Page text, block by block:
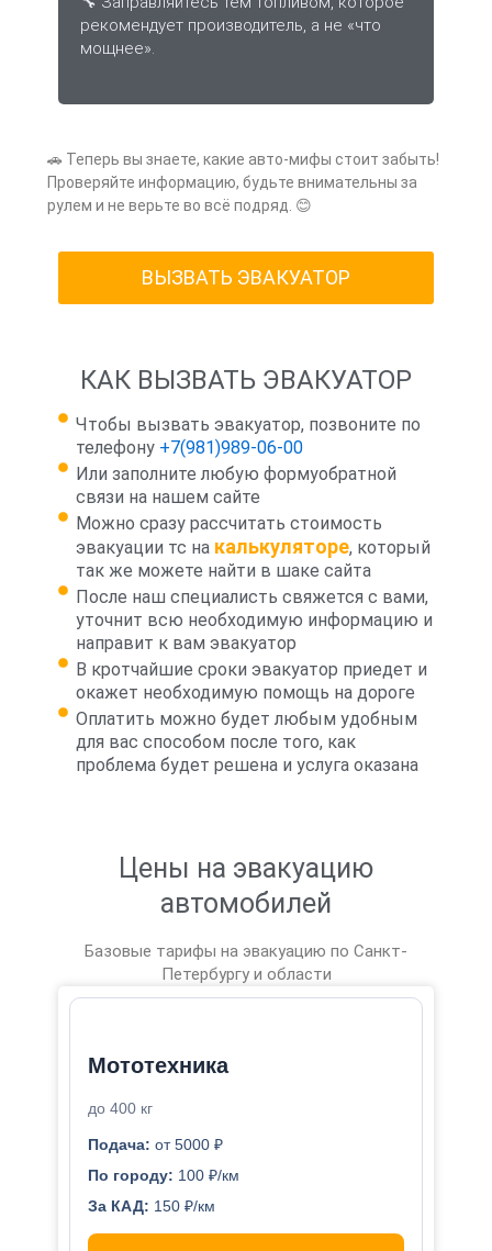
рекомендует производитель, а не «что
мощнее».
🚗 Теперь вы знаете, какие авто-мифы стоит забыть!
Проверяйте информацию, будьте внимательны за
рулем и не верьте во всё подряд. 😊
ВЫЗВАТЬ ЭВАКУАТОР
КАК ВЫЗВАТЬ ЭВАКУАТОР
Чтобы вызвать эвакуатор, позвоните по
телефону +7(981)989-06-00
Или заполните любую формуобратной
связи на нашем сайте
Можно сразу рассчитать стоимость
эвакуации тс на калькуляторе, который
так же можете найти в шаке сайта
После наш специалисть свяжется с вами,
уточнит всю необходимую информацию и
направит к вам эвакуатор
В кротчайшие сроки эвакуатор приедет и
окажет необходимую помощь на дороге
Оплатить можно будет любым удобным
для вас способом после того, как
проблема будет решена и услуга оказана
Цены на эвакуацию
автомобилей
Базовые тарифы на эвакуацию по Санкт-
Петербургу и области
Мототехника
до 400 кг
Подача: от 5000 ₽
По городу: 100 ₽/км
За КАД: 150 ₽/км